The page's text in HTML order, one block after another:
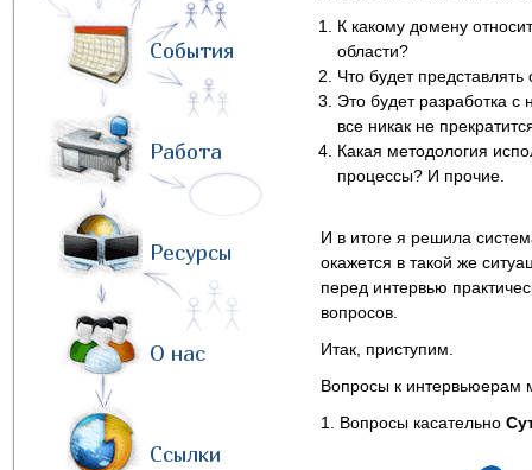
События
Работа
Ресурсы
О нас
Ссылки
К какому домену
области?
Что будет
Это будет разработка
все никак не
Какая методология
процессы? И прочие.
И в итоге я решила
окажется в такой же
перед интервью
вопросов.
Итак, приступим.
Вопросы к интервьюерам
1. Вопросы касательно